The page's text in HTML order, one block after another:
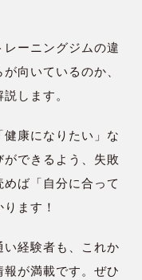
ーニングジムの違
向いているのか、
します。
健康になりたい」な
できるよう、失敗
ば「自分に合って
ます！
い経験者も、これか
が満載です。ぜひ